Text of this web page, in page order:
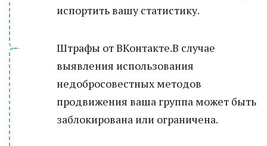
испортить вашу статистику.
Штрафы от ВКонтакте.В случае
выявления использования
недобросовестных методов
продвижения ваша группа может быть
заблокирована или ограничена.